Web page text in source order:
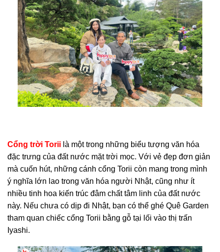
Cổng trời Torii là một trong những biểu tượng văn hóa
đặc trưng của đất nước mặt trời mọc. Với vẻ đẹp đơn giản
mà cuốn hút, những cánh cổng Torii còn mang trong mình
ý nghĩa lớn lao trong văn hóa người Nhật, cũng như ít
nhiều tinh hoa kiến trúc đâm chất tâm linh của đất nước
này. Nếu chưa có dịp đi Nhật, bạn có thể ghé Quê Garden
tham quan chiếc cổng Torii bằng gỗ tại lối vào thị trấn
Iyashi.